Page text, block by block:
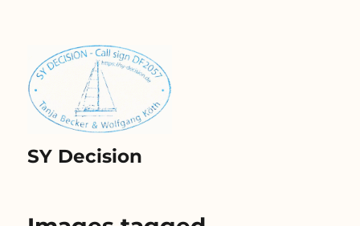
SY Decision